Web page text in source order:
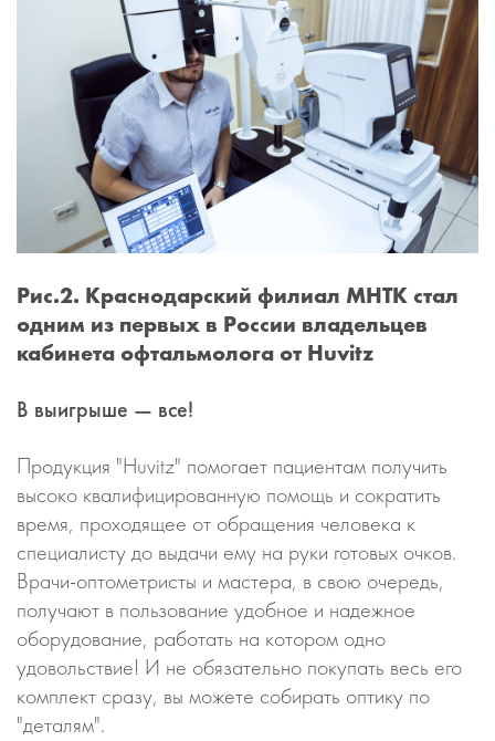
Рис.2. Краснодарский филиал МНТК стал
одним из первых в России владельцев
кабинета офтальмолога от Huvitz
В выигрыше — все!
Продукция "Huvitz" помогает пациентам получить
высоко квалифицированную помощь и сократить
время, проходящее от обращения человека к
специалисту до выдачи ему на руки готовых очков.
Врачи-оптометристы и мастера, в свою очередь,
получают в пользование удобное и надежное
оборудование, работать на котором одно
удовольствие! И не обязательно покупать весь его
комплект сразу, вы можете собирать оптику по
"деталям".